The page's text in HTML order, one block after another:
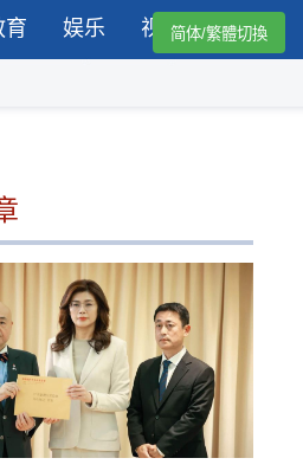
育 娱乐 视频简体/繁體切換